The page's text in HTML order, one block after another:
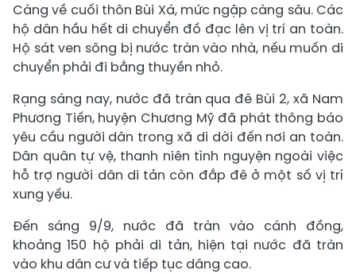
Càng về cuối thôn Bùi Xá, mức ngập càng sâu. Các
hộ dân hầu hết di chuyển đồ đạc lên vị trí an toàn.
Hộ sát ven sông bị nước tràn vào nhà, nếu muốn di
chuyển phải đi bằng thuyền nhỏ.
Rạng sáng nay, nước đã tràn qua đê Bùi 2, xã Nam
Phương Tiến, huyện Chương Mỹ đã phát thông báo
yêu cầu người dân trong xã di dời đến nơi an toàn.
Dân quân tự vệ, thanh niên tình nguyện ngoài việc
hỗ trợ người dân di tản còn đắp đê ở một số vị trí
xung yếu.
Đến sáng 9/9, nước đã tràn vào cánh đồng,
khoảng 150 hộ phải di tản, hiện tại nước đã tràn
vào khu dân cư và tiếp tục dâng cao.